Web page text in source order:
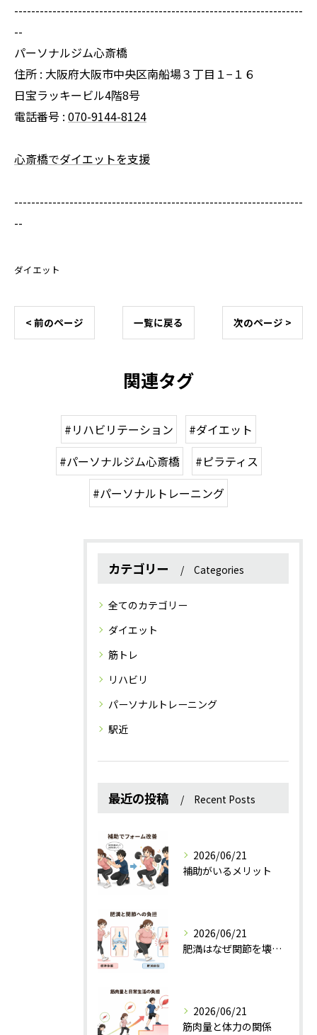
--------------------------------------------------------------------
--
パーソナルジム心斎橋
住所 : 大阪府大阪市中央区南船場３丁目１−１６
日宝ラッキービル4階8号
電話番号 : 070-9144-8124
心斎橋でダイエットを支援
--------------------------------------------------------------------
--
ダイエット
< 前のページ 一覧に戻る 次のページ >
関連タグ
#リハビリテーション
#ダイエット
#パーソナルジム心斎橋
#ピラティス
#パーソナルトレーニング
カテゴリー Categories
全てのカテゴリー
ダイエット
筋トレ
リハビリ
パーソナルトレーニング
駅近
最近の投稿 Recent Posts
2026/06/21
補助がいるメリット
2026/06/21
肥満はなぜ関節を壊すのか？
2026/06/21
筋肉量と体力の関係